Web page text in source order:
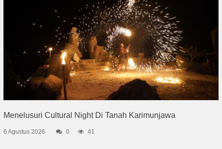
Menelusuri Cultural Night Di Tanah Karimunjawa
6 Agustus 2026 0 41